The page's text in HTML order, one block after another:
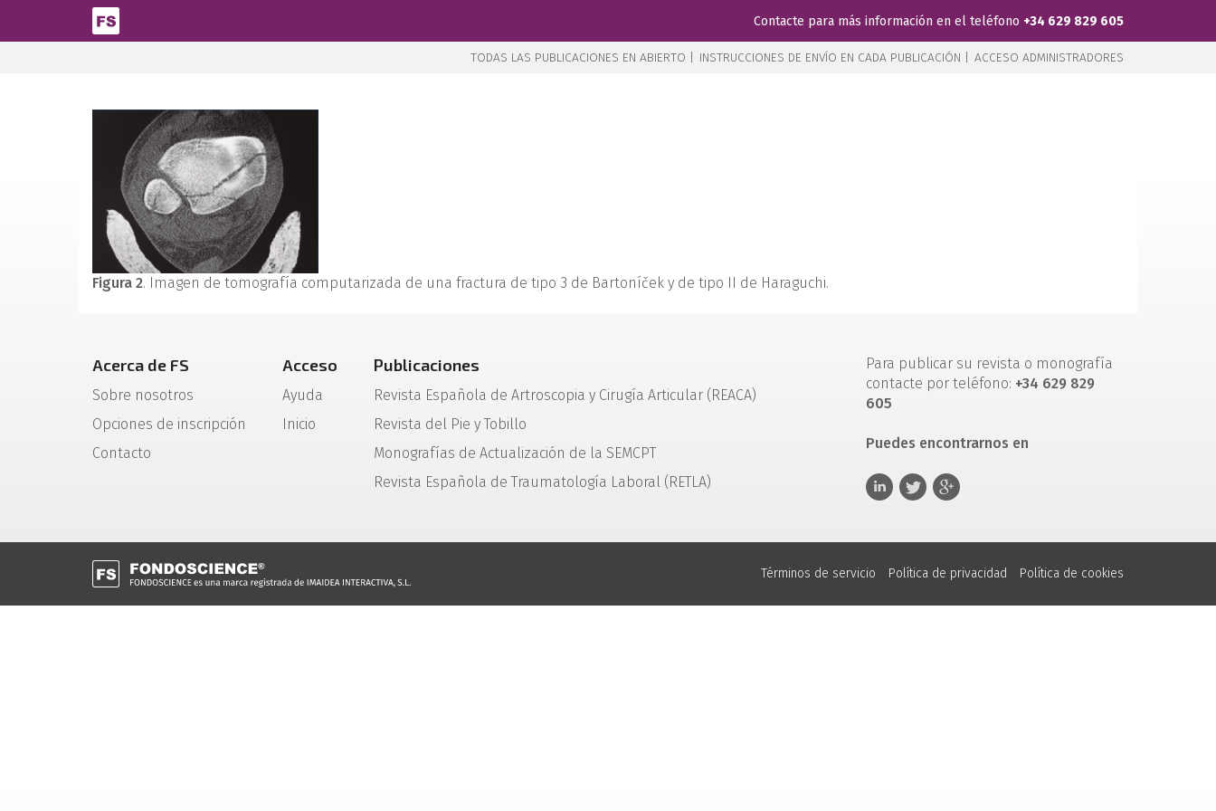
Pasar al contenido principal
Contacte para más información en el teléfono +34 629 829 605
TODAS LAS PUBLICACIONES EN ABIERTO | INSTRUCCIONES DE ENVÍO EN CADA PUBLICACIÓN | ACCESO ADMINISTRADORES
Figura 2. Imagen de tomografía computarizada de una fractura de tipo 3 de Bartoníček y de tipo II de Haraguchi.
Acerca de FS
Sobre nosotros
Opciones de inscripción
Contacto
Acceso
Ayuda
Inicio
Publicaciones
Revista Española de Artroscopia y Cirugía Articular (REACA)
Revista del Pie y Tobillo
Monografías de Actualización de la SEMCPT
Revista Española de Traumatología Laboral (RETLA)
Para publicar su revista o monografía
contacte por teléfono: +34 629 829
605
Puedes encontrarnos en
Términos de servicio Política de privacidad Política de cookies